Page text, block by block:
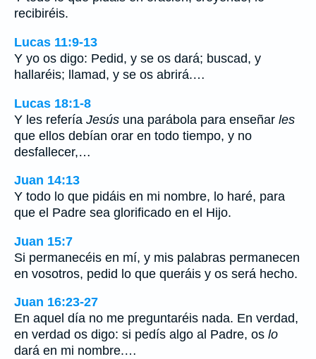
recibiréis.
Lucas 11:9-13
Y yo os digo: Pedid, y se os dará; buscad, y
hallaréis; llamad, y se os abrirá.…
Lucas 18:1-8
Y les refería Jesús una parábola para enseñar les
que ellos debían orar en todo tiempo, y no
desfallecer,…
Juan 14:13
Y todo lo que pidáis en mi nombre, lo haré, para
que el Padre sea glorificado en el Hijo.
Juan 15:7
Si permanecéis en mí, y mis palabras permanecen
en vosotros, pedid lo que queráis y os será hecho.
Juan 16:23-27
En aquel día no me preguntaréis nada. En verdad,
en verdad os digo: si pedís algo al Padre, os lo
dará en mi nombre.…